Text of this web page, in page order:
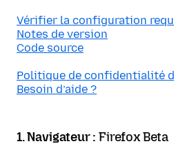
Vérifier la configuration
Notes de version
Code source
Politique de confidentialité
Besoin d’aide ?
1. Navigateur :Firefox Beta